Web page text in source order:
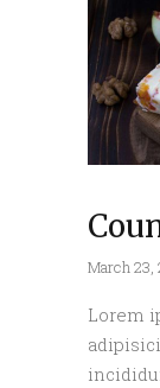
March 23,
Lorem